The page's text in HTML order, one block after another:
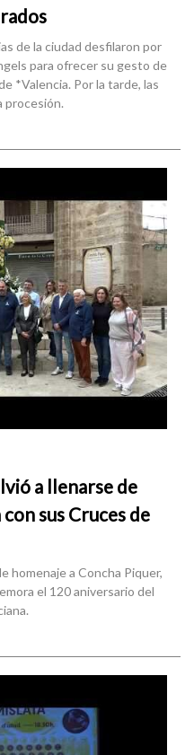
de la ciudad desfilaron por
para ofrecer su gesto de
*Valencia. Por la tarde, las
procesión.
a llenarse de
sus Cruces de
homenaje a Concha Piquer,
el 120 aniversario del